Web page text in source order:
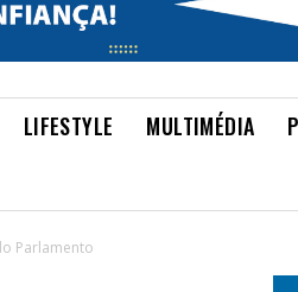
LIFESTYLE MULTIMÉDIA
Parlamento